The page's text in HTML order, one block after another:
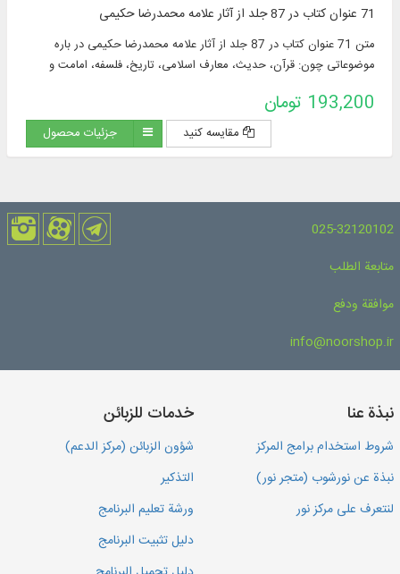
71 عنوان کتاب در 87 جلد از آثار علامه محمدرضا حکیمی
متن 71 عنوان کتاب در 87 جلد از آثار علامه محمدرضا حکیمی در باره
موضوعاتی چون: قرآن، حدیث، معارف اسلامی، تاریخ، فلسفه، امامت و
193,200 تومان
مقایسه کنید جزئیات محصول
025-32120102
متابعة الطلب
موافقة ودفع
info@noorshop.ir
نبذة عنا
شروط استخدام برامج المركز
نبذة عن نورشوب (متجر نور)
لنتعرف على مركز نور
خدمات للزبائن
شؤون الزبائن (مركز الدعم)
التذكير
ورشة تعليم البرنامج
دليل تثبيت البرنامج